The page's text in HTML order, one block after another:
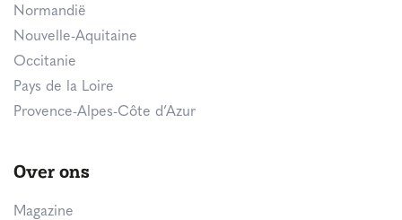
Normandië
Nouvelle-Aquitaine
Occitanie
Pays de la Loire
Provence-Alpes-Côte d’Azur
Over ons
Magazine